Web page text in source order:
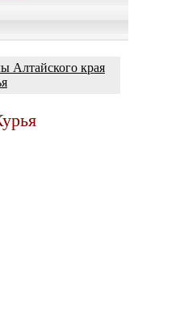
Алтайского края